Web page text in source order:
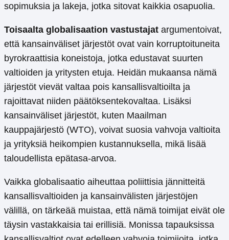
sopimuksia ja lakeja, jotka sitovat kaikkia osapuolia.
Toisaalta globalisaation vastustajat argumentoivat,
että kansainväliset järjestöt ovat vain korruptoituneita
byrokraattisia koneistoja, jotka edustavat suurten
valtioiden ja yritysten etuja. Heidän mukaansa nämä
järjestöt vievät valtaa pois kansallisvaltioilta ja
rajoittavat niiden päätöksentekovaltaa. Lisäksi
kansainväliset järjestöt, kuten Maailman
kauppajärjestö (WTO), voivat suosia vahvoja valtioita
ja yrityksiä heikompien kustannuksella, mikä lisää
taloudellista epätasa-arvoa.
Vaikka globalisaatio aiheuttaa poliittisia jännitteitä
kansallisvaltioiden ja kansainvälisten järjestöjen
välillä, on tärkeää muistaa, että nämä toimijat eivät ole
täysin vastakkaisia tai erillisiä. Monissa tapauksissa